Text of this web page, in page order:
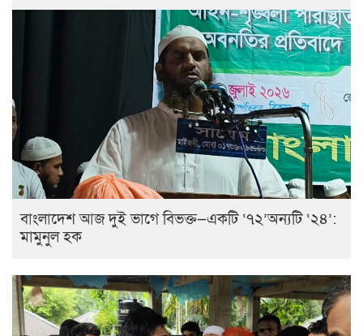
বাংলাদেশ আজ দুই ভাগে বিভক্ত—একটি ‘৭২’অন্যটি ‘২৪’:
মামুনুল হক